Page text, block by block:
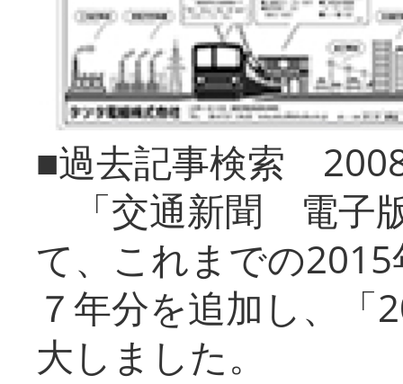
■過去記事検索
「交通新聞 電子
て、これまでの
７年分を追加し、「
大しまし